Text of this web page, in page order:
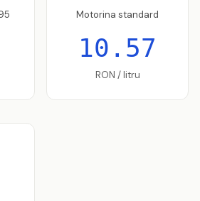
Motorina standard
10.57
RON / litru